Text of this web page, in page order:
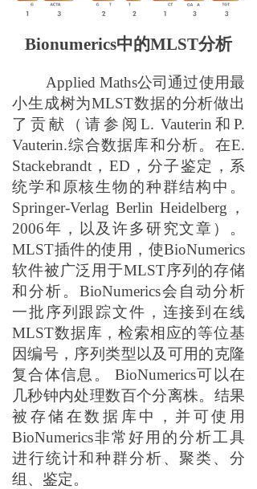
Bionumerics中的MLST分析
Applied Maths公司通过使用最
小生成树为MLST数据的分析做出
了贡献（请参阅L. Vauterin和P.
Vauterin.综合数据库和分析。在E.
Stackebrandt， ED，分子鉴定，系
统学和原核生物的种群结构中 。
Springer-Verlag Berlin Heidelberg，
2006年，以及许多研究文章）。
MLST插件的使用 ， 使BioNumerics
软件被广泛用于MLST序列的存储
和分析。BioNumerics会自动分析
一批序列跟踪文件，连接到在线
MLST数据库，检索相应的等位基
因编号，序列类型以及可用的克隆
复合体信息。
BioNumerics可以在
几秒钟内处理数百个分离株。结果
被 存储在数据库中， 并可使用
BioNumerics非常好用 的分析工具
进行统计和种群分析、聚类 、分
组、 鉴定。